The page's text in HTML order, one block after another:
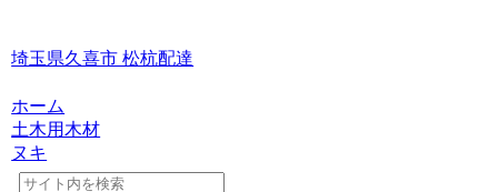
埼玉県久喜市 松杭配達
ホーム
土木用木材
ヌキ